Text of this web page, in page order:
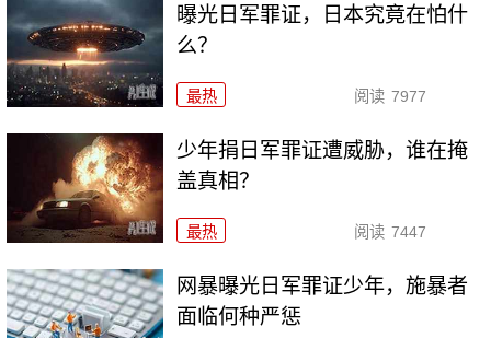
曝光日军罪证，日本究竟在怕什
么？
最热 阅读 7977
少年捐日军罪证遭威胁，谁在掩
盖真相？
最热 阅读 7447
网暴曝光日军罪证少年，施暴者
面临何种严惩